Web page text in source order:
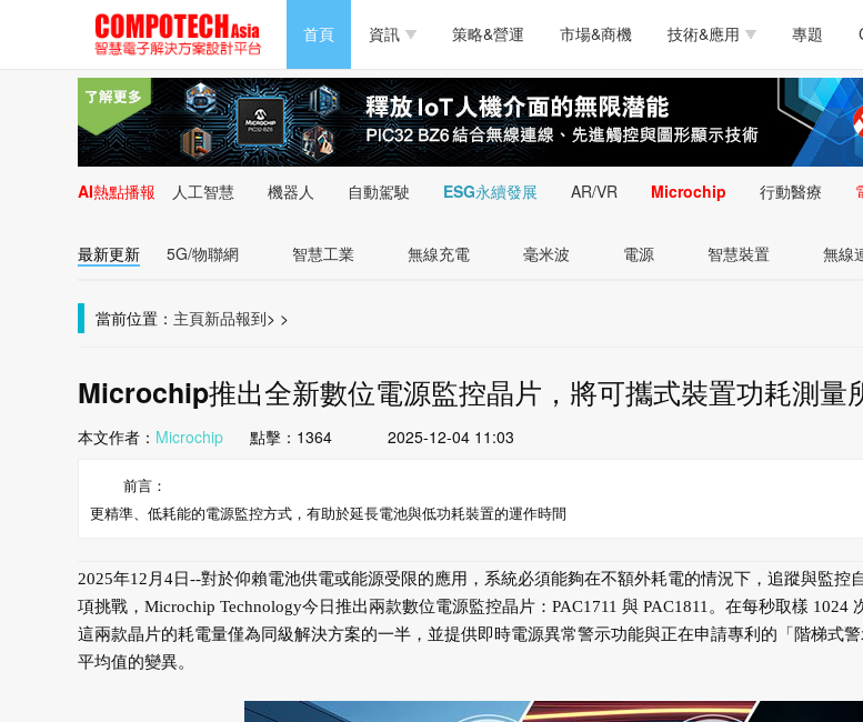
首頁 資訊
半導體/零組件 測試量測
PC/周邊 軟體/工具 醫療電子
新能源 人工智慧 安防監控
策略&營運 市場&商機 技術&應用
電源
醫療電子 通訊&
類比技術 LED/
嵌入技術 感測
專題
PC/周邊 軟體/工具 醫療電子
新能源 人工智慧 安防監控
醫療電子 通訊&
類比技術 LED/
嵌入技術 感測
智慧型視覺影像/監
控技術
AI熱點播報 人工智慧 機器人 自動駕駛 ESG永續發展 AR/VR Microchip 行動醫療
最新更新 5G/物聯網 智慧工業 無線充電 毫米波 電源 智慧裝置 無線
當前位置： 主頁 >
新品報到 >
Microchip推出全新數位電源監控晶片，將可攜式裝置功耗測量
本文作者： Microchip點擊： 1364 2025-12-04 11:03
前言：
更精準、低耗能的電源監控方式，有助於延長電池與低功耗裝置的運作時間
2025年12月4日--對於仰賴電池供電或能源受限的應用，系統必須能夠在不額外耗電的情況下，追蹤與監控
項挑戰，Microchip Technology今日推出兩款數位電源監控晶片：PAC1711 與 PAC1811。在每秒取樣 1024
這兩款晶片的耗電量僅為同級解決方案的一半，並提供即時電源異常警示功能與正在申請專利的「階梯式
平均值的變異。